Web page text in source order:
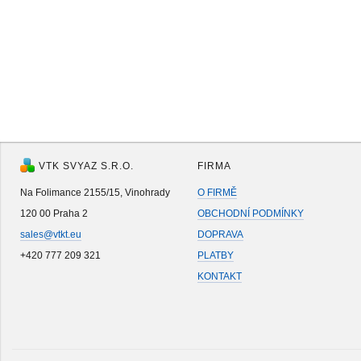
VTK SVYAZ S.R.O.
Na Folimance 2155/15, Vinohrady
120 00 Praha 2
sales@vtkt.eu
+420 777 209 321
FIRMA
O FIRMĚ
OBCHODNÍ PODMÍNKY
DOPRAVA
PLATBY
KONTAKT